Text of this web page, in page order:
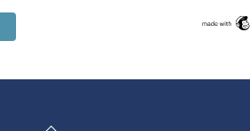
Επιστροφή
Swedish